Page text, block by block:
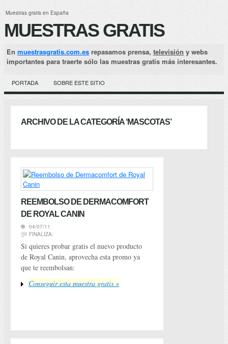
Muestras gratis en España
MUESTRAS GRATIS
En muestrasgratis.com.es repasamos prensa, televisión y webs
importantes para traerte sólo las muestras gratis más interesantes.
PORTADA SOBRE ESTE SITIO
ARCHIVO DE LA CATEGORÍA ‘MASCOTAS’
REEMBOLSO DE DERMACOMFORT
DE ROYAL CANIN
04/07/11
FINALIZA:
Si quieres probar gratis el nuevo producto
de Royal Canin, aprovecha esta promo ya
que te reembolsan:
Conseguir esta muestra gratis »